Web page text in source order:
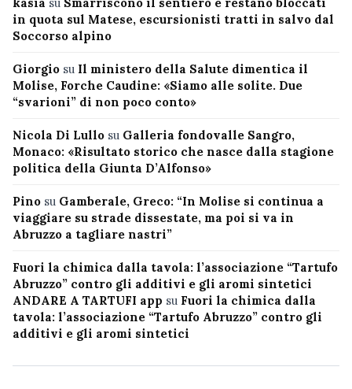
in quota sul Matese, escursionisti tratti in salvo dal
Soccorso alpino
Giorgio su Il ministero della Salute dimentica il
Molise, Forche Caudine: «Siamo alle solite. Due
“svarioni” di non poco conto»
Nicola Di Lullo su Galleria fondovalle Sangro,
Monaco: «Risultato storico che nasce dalla stagione
politica della Giunta D’Alfonso»
Pino su Gamberale, Greco: “In Molise si continua a
viaggiare su strade dissestate, ma poi si va in
Abruzzo a tagliare nastri”
Fuori la chimica dalla tavola: l’associazione “Tartufo
Abruzzo” contro gli additivi e gli aromi sintetici
ANDARE A TARTUFI app su Fuori la chimica dalla
tavola: l’associazione “Tartufo Abruzzo” contro gli
additivi e gli aromi sintetici